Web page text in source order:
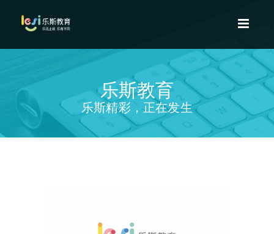
乐斯教育
乐斯精彩，正在发生